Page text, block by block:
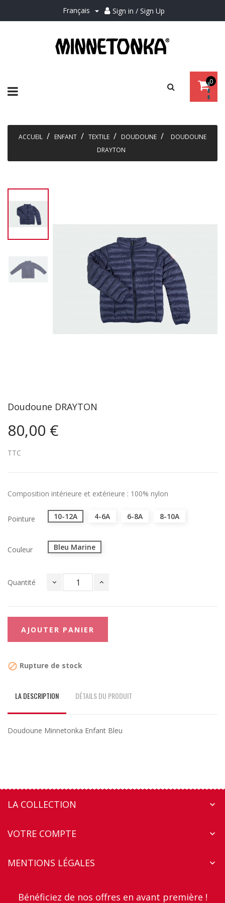
Français  Sign in / Sign Up
navigation
0
ACCUEIL ENFANT TEXTILE DOUDOUNE
DOUDOUNE
DRAYTON
Doudoune DRAYTON
80,00 €
TTC
Composition intérieure et extérieure : 100% nylon
Pointure 10-12A 4-6A 6-8A 8-10A
Couleur Bleu Marine
Quantité
AJOUTER PANIER
 Rupture de stock
LA DESCRIPTION DÉTAILS DU PRODUIT
Doudoune Minnetonka Enfant Bleu
LA COLLECTION 
VOTRE COMPTE 
MENTIONS LÉGALES 
Bénéficiez de nos offres en avant première !